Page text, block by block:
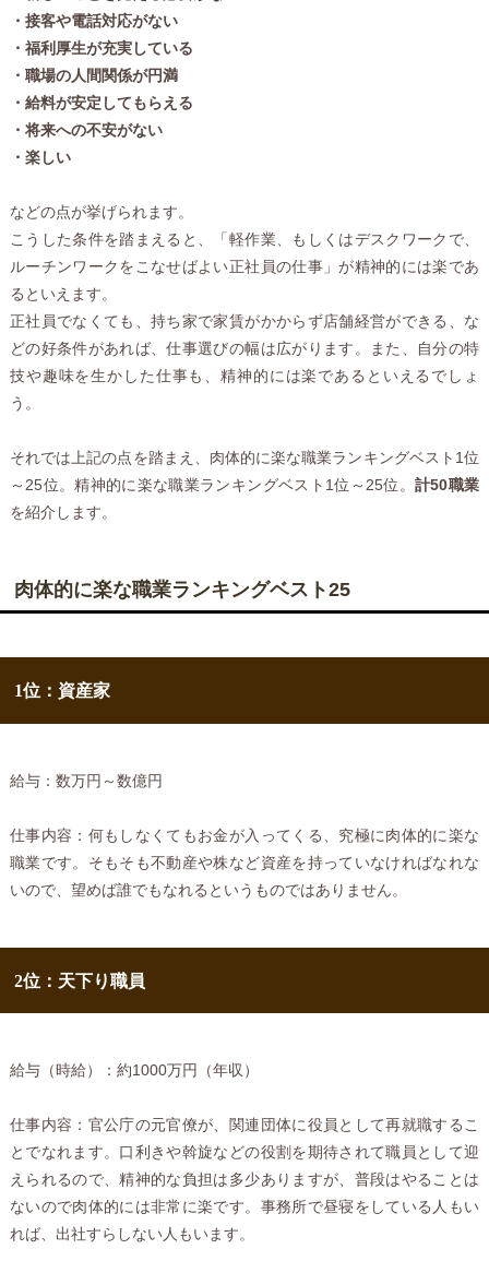
・接客や電話対応がない
・福利厚生が充実している
・職場の人間関係が円満
・給料が安定してもらえる
・将来への不安がない
・楽しい
などの点が挙げられます。
こうした条件を踏まえると、「軽作業、もしくはデスクワークで、
ルーチンワークをこなせばよい正社員の仕事」が精神的には楽であ
るといえます。
正社員でなくても、持ち家で家賃がかからず店舗経営ができる、な
どの好条件があれば、仕事選びの幅は広がります。また、自分の特
技や趣味を生かした仕事も、精神的には楽であるといえるでしょ
う。
それでは上記の点を踏まえ、肉体的に楽な職業ランキングベスト1位
～25位。精神的に楽な職業ランキングベスト1位～25位。計50職業
を紹介します。
肉体的に楽な職業ランキングベスト25
1位：資産家
給与：数万円～数億円
仕事内容：何もしなくてもお金が入ってくる、究極に肉体的に楽な
職業です。そもそも不動産や株など資産を持っていなければなれな
いので、望めば誰でもなれるというものではありません。
2位：天下り職員
給与（時給）：約1000万円（年収）
仕事内容：官公庁の元官僚が、関連団体に役員として再就職するこ
とでなれます。口利きや斡旋などの役割を期待されて職員として迎
えられるので、精神的な負担は多少ありますが、普段はやることは
ないので肉体的には非常に楽です。事務所で昼寝をしている人もい
れば、出社すらしない人もいます。